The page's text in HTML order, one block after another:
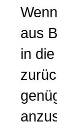
aus
in